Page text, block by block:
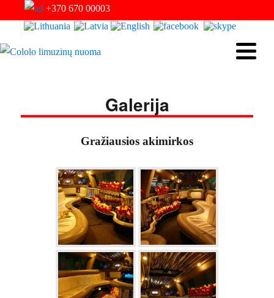
+370 670 00003
Cololo limuzinų nuoma
Galerija
Gražiausios akimirkos